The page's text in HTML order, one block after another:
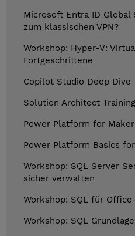
Microsoft Entra ID Global
zum klassischen VPN?
Workshop: Hyper-V:
Fortgeschrittene
Copilot Studio Deep Dive
Solution Architect Training
Power Platform for
Power Platform Basics
Workshop: SQL Server
sicher verwalten
Workshop: SQL für
Workshop: SQL